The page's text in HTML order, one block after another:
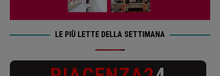
LE PIÙ LETTE DELLA SETTIMANA